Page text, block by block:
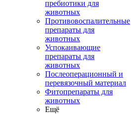
пребиотики для
животных
Противовоспалительные
препараты для
животных
Успокаивающие
препараты для
животных
Послеоперационный и
перевязочный материал
Фитопрепараты для
животных
Ещё